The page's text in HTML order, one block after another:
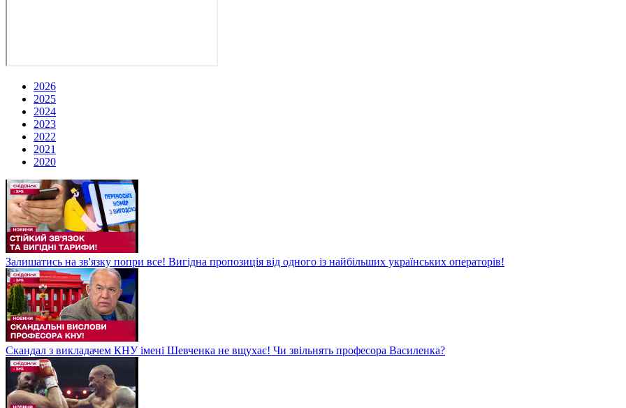
2026
2025
2024
2023
2022
2021
2020
Залишатись на зв'язку попри все! Вигідна пропозиція від одного із найбільших українських операторів!
Скандал з викладачем КНУ імені Шевченка не вщухає! Чи звільнять професора Василенка?